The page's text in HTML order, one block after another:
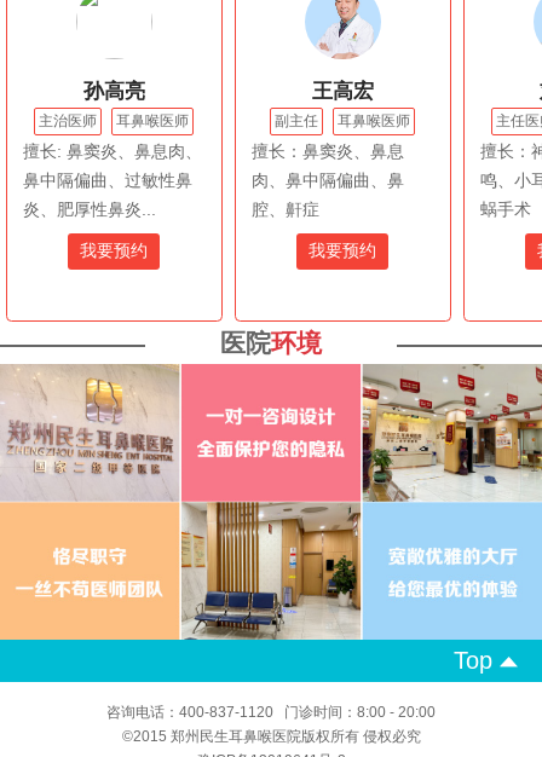
孙高亮
主治医师 耳鼻喉医师
擅长: 鼻窦炎、鼻息肉、
鼻中隔偏曲、过敏性鼻
炎、肥厚性鼻炎...
我要预约
王高宏
副主任 耳鼻喉医师
擅长：鼻窦炎、鼻息
肉、鼻中隔偏曲、鼻
腔、鼾症
我要预约
主任
擅长：
鸣、小
蜗手术
医院环境
Top
咨询电话：400-837-1120 门诊时间：8:00 - 20:00
©2015 郑州民生耳鼻喉医院版权所有 侵权必究